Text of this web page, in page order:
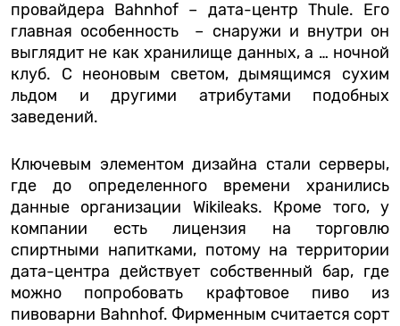
провайдера Bahnhof – дата-центр Thule. Его
главная особенность – снаружи и внутри он
выглядит не как хранилище данных, а … ночной
клуб. С неоновым светом, дымящимся сухим
льдом и другими атрибутами подобных
заведений.
Ключевым элементом дизайна стали серверы,
где до определенного времени хранились
данные организации Wikileaks. Кроме того, у
компании есть лицензия на торговлю
спиртными напитками, потому на территории
дата-центра действует собственный бар, где
можно попробовать крафтовое пиво из
пивоварни Bahnhof. Фирменным считается сорт